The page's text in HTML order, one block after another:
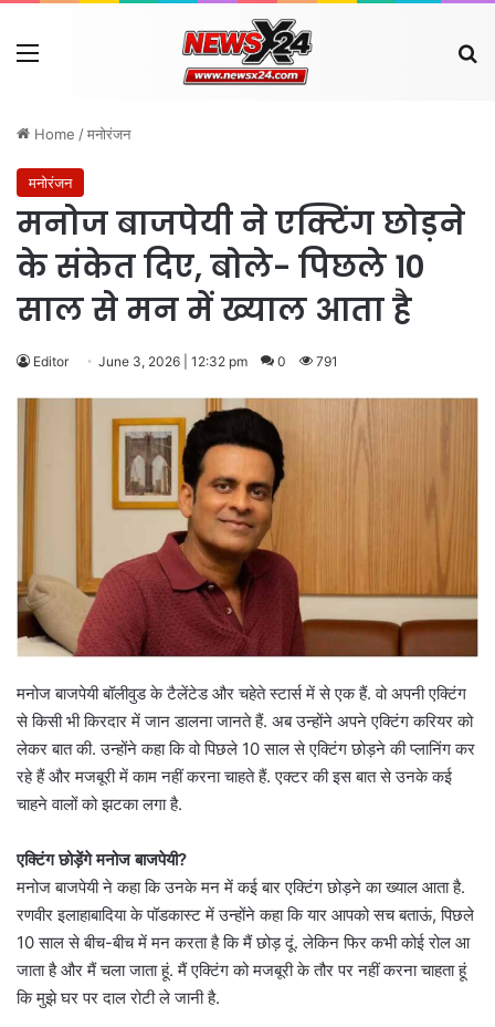
Menu
Home /मनोरंजन
मनोरंजन
मनोज बाजपेयी ने एक्टिंग छोड़ने
के संकेत दिए, बोले- पिछले 10
साल से मन में ख्याल आता है
Editor June 3, 2026 | 12:32 pm 0 791
मनोज बाजपेयी बॉलीवुड के टैलेंटेड और चहेते स्टार्स में से एक हैं. वो अपनी एक्टिंग
से किसी भी किरदार में जान डालना जानते हैं. अब उन्होंने अपने एक्टिंग करियर को
लेकर बात की. उन्होंने कहा कि वो पिछले 10 साल से एक्टिंग छोड़ने की प्लानिंग कर
रहे हैं और मजबूरी में काम नहीं करना चाहते हैं. एक्टर की इस बात से उनके कई
चाहने वालों को झटका लगा है.
एक्टिंग छोड़ेंगे मनोज बाजपेयी?
मनोज बाजपेयी ने कहा कि उनके मन में कई बार एक्टिंग छोड़ने का ख्याल आता है.
रणवीर इलाहाबादिया के पॉडकास्ट में उन्होंने कहा कि यार आपको सच बताऊं, पिछले
10 साल से बीच-बीच में मन करता है कि मैं छोड़ दूं. लेकिन फिर कभी कोई रोल आ
जाता है और मैं चला जाता हूं. मैं एक्टिंग को मजबूरी के तौर पर नहीं करना चाहता हूं
कि मुझे घर पर दाल रोटी ले जानी है.